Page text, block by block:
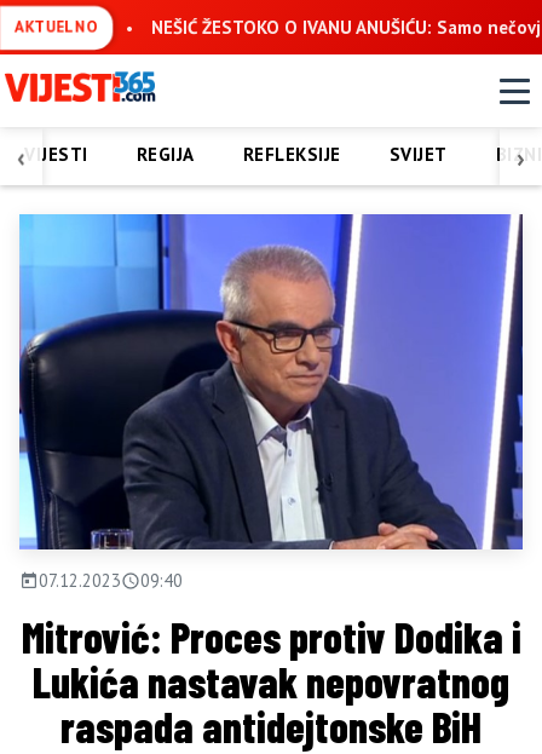
AKTUELNO
NEŠIĆ ŽESTOKO O IVANU ANUŠIĆU: Samo nečovjek može
‹ ›
VIJESTI REGIJA REFLEKSIJE SVIJET
07.12.2023 09:40
Mitrović: Proces protiv Dodika i
Lukića nastavak nepovratnog
raspada antidejtonske BiH